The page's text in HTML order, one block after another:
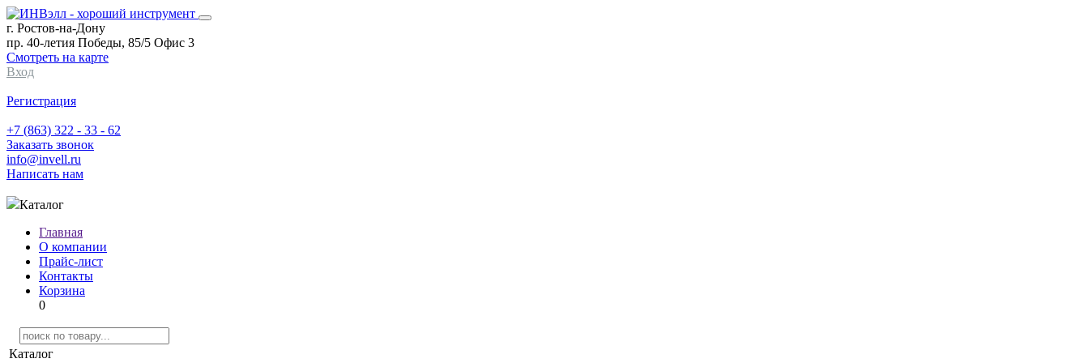
г. Ростов-на-Дону
пр. 40-летия Победы, 85/5 Офис 3
Смотреть на карте
Вход
Регистрация
+7 (863) 322 - 33 - 62
Заказать звонок
info@invell.ru
Написать нам
Каталог
Главная
О компании
Прайс-лист
Контакты
Корзина
0
Каталог